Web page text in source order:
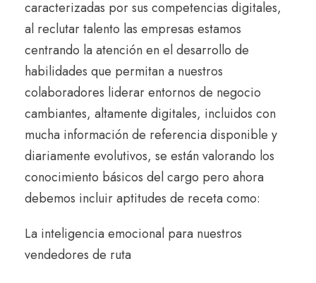
caracterizadas por sus competencias digitales,
al reclutar talento las empresas estamos
centrando la atención en el desarrollo de
habilidades que permitan a nuestros
colaboradores liderar entornos de negocio
cambiantes, altamente digitales, incluidos con
mucha información de referencia disponible y
diariamente evolutivos, se están valorando los
conocimiento básicos del cargo pero ahora
debemos incluir aptitudes de receta como:
La inteligencia emocional para nuestros
vendedores de ruta